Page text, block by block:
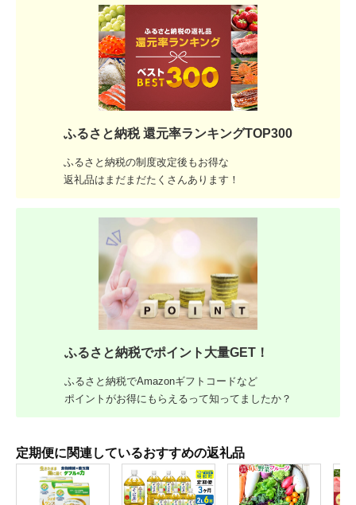
ふるさと納税 還元率ランキングTOP300
ふるさと納税の制度改定後もお得な
返礼品はまだまだたくさんあります！
ふるさと納税でポイント大量GET！
ふるさと納税でAmazonギフトコードなど
ポイントがお得にもらえるって知ってましたか？
定期便に関連しているおすすめの返礼品